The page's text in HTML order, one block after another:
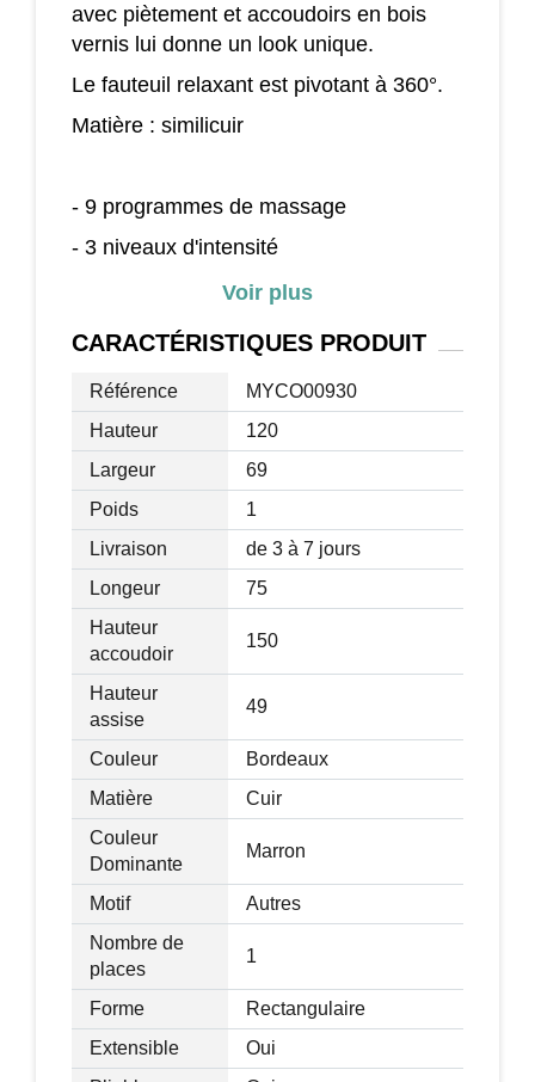
avec piètement et accoudoirs en bois
vernis lui donne un look unique.
Le fauteuil relaxant est pivotant à 360°.
Matière : similicuir
- 9 programmes de massage
- 3 niveaux d'intensité
- 7 points de massage (1 tête, 4 dos, 2
séparément
Garniture :
Assise en mousse polyuréthane, densité
20kg/m3
Dossier en mousse polyuréthane,
densité 22kg/m3
Dimensions :
- Largeur : 69 cm
- Profondeur : 78/150 cm
- Hauteur totale : 120 cm
- Hauteur du dossier : 71 cm
- Hauteur d'assise : 49 cm (non réglable)
- Largeur assise : 50 cm
- Profondeur assise : 50 cm
Rotation à 360 degrés
Voir plus
CARACTÉRISTIQUES PRODUIT
Référence
MYCO00930
Hauteur
120
Largeur
69
Poids
1
Livraison
de 3 à 7 jours
Longeur
75
Hauteur
accoudoir
150
Hauteur
assise
49
Couleur
Bordeaux
Matière
Cuir
Couleur
Dominante
Marron
Motif
Autres
Nombre de
places
1
Forme
Rectangulaire
Extensible
Oui